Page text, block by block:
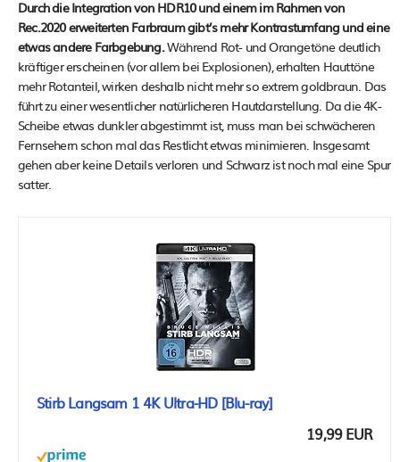
Durch die Integration von HDR10 und einem im Rahmen von
Rec.2020 erweiterten Farbraum gibt’s mehr Kontrastumfang und eine
etwas andere Farbgebung.Während Rot- und Orangetöne deutlich
kräftiger erscheinen (vor allem bei Explosionen), erhalten Hauttöne
mehr Rotanteil, wirken deshalb nicht mehr so extrem goldbraun. Das
führt zu einer wesentlicher natürlicheren Hautdarstellung. Da die 4K-
Scheibe etwas dunkler abgestimmt ist, muss man bei schwächeren
Fernsehern schon mal das Restlicht etwas minimieren. Insgesamt
gehen aber keine Details verloren und Schwarz ist noch mal eine Spur
satter.
Stirb Langsam 1 4K Ultra-HD [Blu-ray]
19,99 EUR